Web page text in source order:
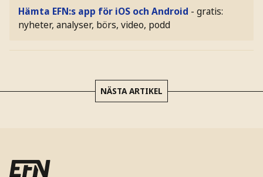
Hämta EFN:s app för iOS och Android - gratis:
nyheter, analyser, börs, video, podd
NÄSTA ARTIKEL